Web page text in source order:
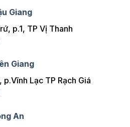
Giang
p.1, TP Vị Thanh
Giang
Lạc TP Rạch Giá
An